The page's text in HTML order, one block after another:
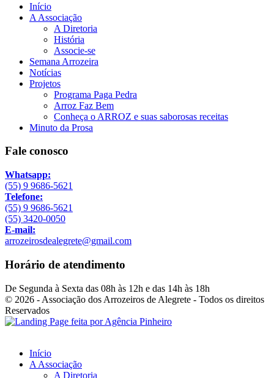
Início
A Associação
A Diretoria
História
Associe-se
Semana Arrozeira
Notícias
Projetos
Programa Paga Pedra
Arroz Faz Bem
Conheça o ARROZ e suas saborosas receitas
Minuto da Prosa
Fale conosco
Whatsapp:
(55) 9 9686-5621
Telefone:
(55) 9 9686-5621
(55) 3420-0050
E-mail:
arrozeirosdealegrete@gmail.com
Horário de atendimento
De Segunda à Sexta das 08h às 12h e das 14h às 18h
© 2026 - Associação dos Arrozeiros de Alegrete - Todos os direitos
Reservados
Início
A Associação
A Diretoria